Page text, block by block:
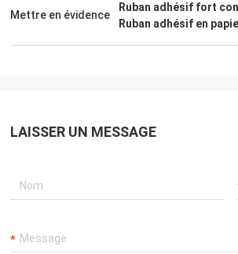
Ana
regarde très Nice
Mettre en évidence
Ruban adhésif fort
Ruban adhésif en
LAISSER UN MESSAGE